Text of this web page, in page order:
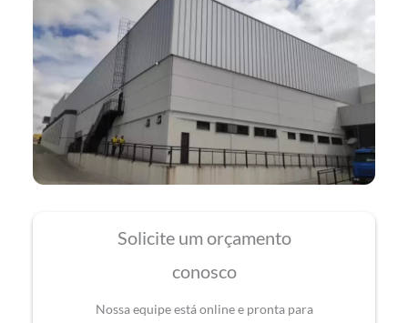
Solicite um orçamento
conosco
Nossa equipe está online e pronta para